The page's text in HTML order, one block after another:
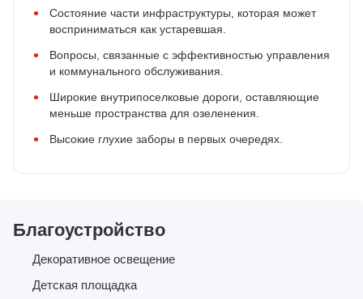
Состояние части инфраструктуры, которая может
восприниматься как устаревшая.
Вопросы, связанные с эффективностью управления
и коммунального обслуживания.
Широкие внутрипоселковые дороги, оставляющие
меньше пространства для озеленения.
Высокие глухие заборы в первых очередях.
Благоустройство
Декоративное освещение
Детская площадка